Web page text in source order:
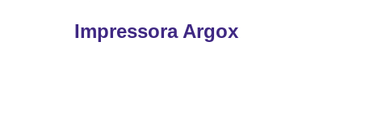
Impressora Argox